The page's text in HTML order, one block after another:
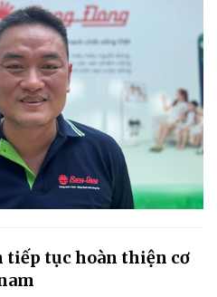
tiếp tục hoàn thiện cơ